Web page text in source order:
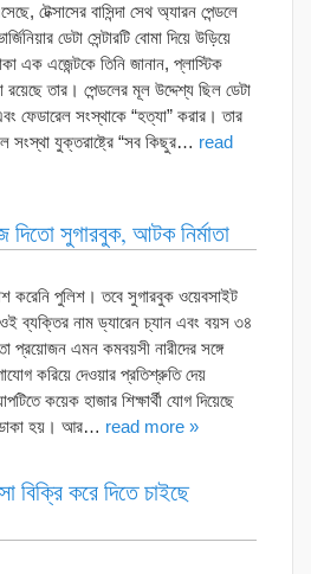
টেক্সাসের বাসিন্দা সেথ অ্যারন পেন্ডলে
ডেটা সেন্টারটি বোমা দিয়ে উড়িয়ে
এক এজেন্টকে তিনি জানান, প্লাস্টিক
রয়েছে তার। পেন্ডলের মূল উদ্দেশ্য ছিল ডেটা
এবং ফেডারেল সংস্থাকে “হত্যা” করার। তার
সংস্থা যুক্তরাষ্ট্রে “সব কিছুর… read
দিতো সুগারবুক, আটক নির্মাতা
পুলিশ। তবে সুগারবুক ওয়েবসাইট
ব্যক্তির নাম ড্যারেন চ্যান এবং বয়স ৩৪
প্রয়োজন এমন কমবয়সী নারীদের সঙ্গে
করিয়ে দেওয়ার প্রতিশ্রুতি দেয়
কয়েক হাজার শিক্ষার্থী যোগ দিয়েছে
ডাকা হয়। আর… read more »
বিক্রি করে দিতে চাইছে